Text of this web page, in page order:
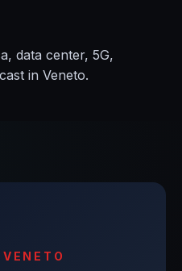
data center, 5G,
in Veneto.